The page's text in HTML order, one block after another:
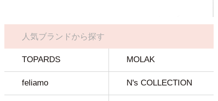
人気ブランドから探す
TOPARDS MOLAK
feliamo N's COLLECTION